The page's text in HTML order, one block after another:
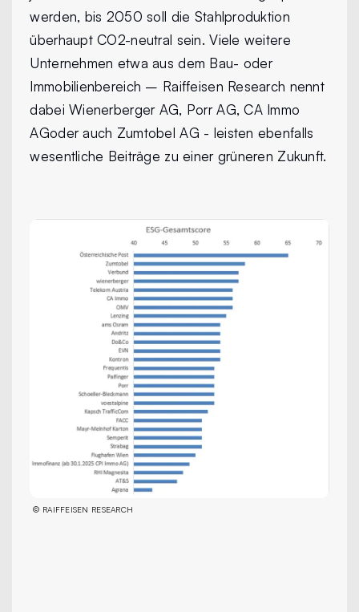
werden, bis 2050 soll die Stahlproduktion
überhaupt CO2-neutral sein. Viele weitere
Unternehmen etwa aus dem Bau- oder
Immobilienbereich – Raiffeisen Research nennt
dabei Wienerberger AG, Porr AG, CA Immo
AGoder auch Zumtobel AG - leisten ebenfalls
wesentliche Beiträge zu einer grüneren Zukunft.
© RAIFFEISEN RESEARCH